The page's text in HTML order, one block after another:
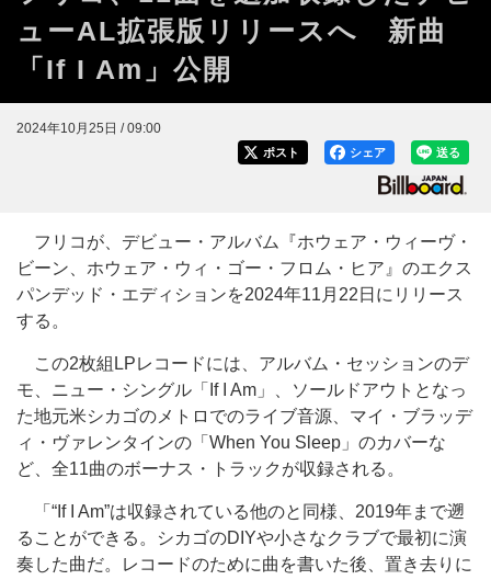
ューAL拡張版リリースへ 新曲
「If I Am」公開
2024年10月25日 / 09:00
送る
シェア
ポスト
フリコが、デビュー・アルバム『ホウェア・ウィーヴ・
ビーン、ホウェア・ウィ・ゴー・フロム・ヒア』のエクス
パンデッド・エディションを2024年11月22日にリリース
する。
この2枚組LPレコードには、アルバム・セッションのデ
モ、ニュー・シングル「If I Am」、ソールドアウトとなっ
た地元米シカゴのメトロでのライブ音源、マイ・ブラッデ
ィ・ヴァレンタインの「When You Sleep」のカバーな
ど、全11曲のボーナス・トラックが収録される。
「“If I Am”は収録されている他のと同様、2019年まで遡
ることができる。シカゴのDIYや小さなクラブで最初に演
奏した曲だ。レコードのために曲を書いた後、置き去りに